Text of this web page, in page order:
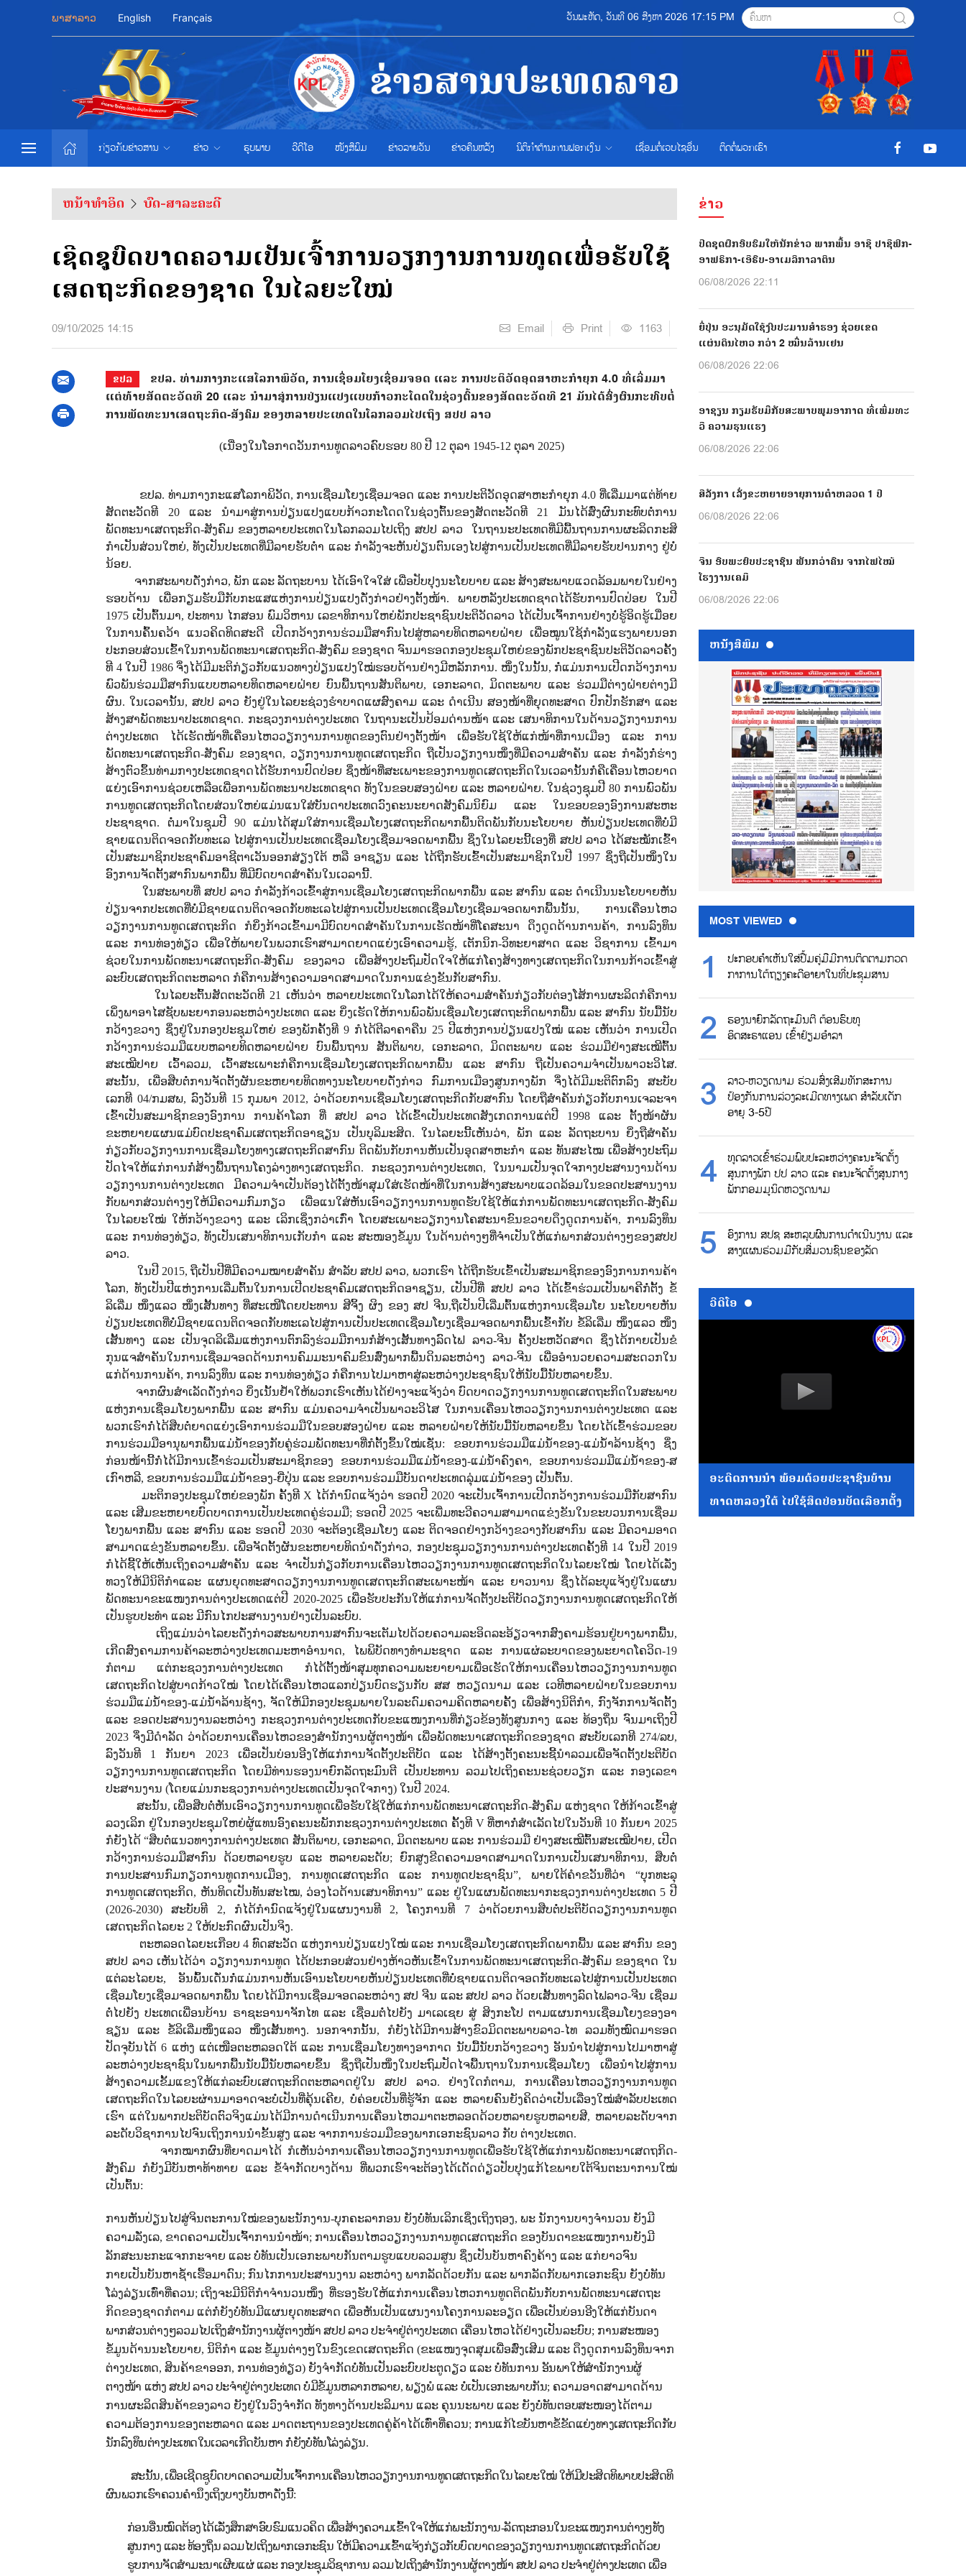
ພາສາລາວ English Français ວັນພະຫັດ, ວັນທີ 06 ສີງຫາ 2026 17:15 PM
ກ່ຽວກັບຂ່າວສານ ຂ່າວ ຮູບພາບ ວີດີໂອ ໜັງສືພິມ ຂ່າວ​ລາຍ​ວັນ ຂ່າວຄືນຫລັງ ນິຕິກຳຕ້ານການຟອກເງິນ ເຊື່ອມຕໍ່ເວບໄຊອ່ືນ ຕິດຕໍ່ພວກເຮົາ
ຫນ້າທຳອິດ ບົດ-ສາລະຄະດີ
ເຊີດຊູບົດບາດຄວາມເປັນເຈົ້າການວຽກງານການທູດເພື່ອຮັບໃຊ້
ເສດຖະກິດຂອງຊາດ ໃນໄລຍະໃໝ່
09/10/2025 14:15 Email Print 1163
ຂປລ
ຂປລ. ທ່າມກາງກະແສໂລກາພິວັດ, ການເຊື່ອມໂຍງເຊື່ອມຈອດ ແລະ ການປະຕິວັດອຸດສາຫະກໍາຍຸກ 4.0 ທີ່ເລີ່ມມາ
ແຕ່ທ້າຍສັດຕະວັດທີ 20 ແລະ ນໍາມາສູ່ການປ່ຽນແປງແບບກ້າວກະໂດດໃນຊ່ວງຕົ້ນຂອງສັດຕະວັດທີ 21 ມັນໄດ້ສົ່ງຜົນກະທົບຕໍ່
ການພັດທະນາເສດຖະກິດ-ສັງຄົມ ຂອງຫລາຍປະເທດໃນໂລກລວມໄປເຖິງ ສປປ ລາວ
(ເນ່ືອງໃນໂອກາດວັນການທູດລາວຄົບຮອບ 80 ປີ 12 ຕຸລາ 1945-12 ຕຸລາ 2025)
ຂປລ. ທ່າມກາງກະແສໂລກາພິວັດ, ການເຊື່ອມໂຍງເຊື່ອມຈອດ ແລະ ການປະຕິວັດອຸດສາຫະກໍາຍຸກ 4.0 ທີ່ເລີ່ມມາແຕ່ທ້າຍ
ສັດຕະວັດທີ 20 ແລະ ນໍາມາສູ່ການປ່ຽນແປງແບບກ້າວກະໂດດໃນຊ່ວງຕົ້ນຂອງສັດຕະວັດທີ 21 ມັນໄດ້ສົ່ງຜົນກະທົບຕໍ່ການ
ພັດທະນາເສດຖະກິດ-ສັງຄົມ ຂອງຫລາຍປະເທດໃນໂລກລວມໄປເຖິງ ສປປ ລາວ
ໃນຖານະປະເທດທີ່ມີພື້ນຖານການຜະລິດກະສິ
ກໍາເປັນສ່ວນໃຫຍ່, ທັງເປັນປະເທດທີ່ມີລາຍຮັບຕໍ່າ ແລະ ກໍາລັງຈະຫັນປ່ຽນຕົນເອງໄປສູ່ການເປັນປະເທດທີ່ມີລາຍຮັບປານກາງ ຢູ່ບໍ່
ນ້ອຍ.
ຈາກສະພາບດັ່ງກ່າວ, ພັກ ແລະ ລັດຖະບານ ໄດ້ເອົາໃຈໃສ່ ເພື່ອປັບປຸງນະໂຍບາຍ ແລະ ສ້າງສະພາບແວດລ້ອມພາຍໃນຢ່າງ
ຮອບດ້ານ ເພື່ອກຽມຮັບມືກັບກະແສແຫ່ງການປ່ຽນແປງດັ່ງກ່າວຢ່າງຕັ້ງໜ້າ. ພາຍຫລັງປະເທດຊາດໄດ້ຮັບການປົດປ່ອຍ ໃນປີ
1975 ເປັນຕົ້ນມາ, ປະທານ ໄກສອນ ພົມວິຫານ ເລຂາທິການໃຫຍ່ພັກປະຊາຊົນປະຕິວັດລາວ ໄດ້ເປັນເຈົ້າການຢ່າງບໍ່ຮູ້ອິດຮູ້ເມື່ອຍ
ໃນການຄົ້ນຄວ້າ ແນວຄິດທິດສະດີ ເປີດກວ້າງການຮ່ວມມືສາກົນໄປສູ່ຫລາຍທິດຫລາຍຝ່າຍ ເພື່ອໝູນໃຊ້ກໍາລັງແຮງພາຍນອກ
ປະກອບສ່ວນເຂົ້າໃນການພັດທະນາເສດຖະກິດ-ສັງຄົມ ຂອງຊາດ ຈົນມາຮອດກອງປະຊຸມໃຫຍ່ຂອງພັກປະຊາຊົນປະຕິວັດລາວຄັ້ງ
ທີ 4 ໃນປີ 1986 ຈຶ່ງໄດ້ມີມະຕິກ່ຽວກັບແນວທາງປ່ຽນແປງໃໝ່ຮອບດ້ານຢ່າງມີຫລັກການ. ໜຶ່ງໃນນັ້ນ, ກໍ່ແມ່ນການເປີດກວ້າງການ
ພົວພັນຮ່ວມມືສາກົນແບບຫລາຍທິດຫລາຍຝ່າຍ ບົນພື້ນຖານສັນຕິພາບ, ເອກະລາດ, ມິດຕະພາບ ແລະ ຮ່ວມມືຕ່າງຝ່າຍຕ່າງມີ
ຜົນ. ໃນເວລານັ້ນ, ສປປ ລາວ ຍັງຢູ່ໃນໄລຍະຊ່ວງຮໍາບາດແຜສົງຄາມ ແລະ ດໍາເນີນ ສອງໜ້າທີ່ຍຸດທະສາດ ປົກປັກຮັກສາ ແລະ
ສ້າງສາພັດທະນາປະເທດຊາດ. ກະຊວງການຕ່າງປະເທດ ໃນຖານະເປັນປ້ອມດ່ານໜ້າ ແລະ ເສນາທິການໃນດ້ານວຽກງານການ
ຕ່າງປະເທດ ໄດ້ເຮັດໜ້າທີ່ເຄື່ອນໄຫວວຽກງານການທູດຂອງຕົນຢ່າງຕັ້ງໜ້າ ເພື່ອຮັບໃຊ້ໃຫ້ແກ່ໜ້າທີ່ການເມືອງ ແລະ ການ
ພັດທະນາເສດຖະກິດ-ສັງຄົມ ຂອງຊາດ, ວຽກງານການທູດເສດຖະກິດ ຖືເປັນວຽກງານໜຶ່ງທີ່ມີຄວາມສໍາຄັນ ແລະ ກໍາລັງກໍ່ຮ່າງ
ສ້າງຕົວຂຶ້ນທ່າມກາງປະເທດຊາດໄດ້ຮັບການປົດປ່ອຍ ຊຶ່ງໜ້າທີ່ສະເພາະຂອງການທູດເສດຖະກິດໃນເວລານັ້ນກໍ່ຄືເຄື່ອນໄຫວຍາດ
ແຍ່ງເອົາການຊ່ວຍເຫລືອເພື່ອການພັດທະນາປະເທດຊາດ ທັງໃນຂອບສອງຝ່າຍ ແລະ ຫລາຍຝ່າຍ. ໃນຊ່ວງຊຸມປີ 80 ການພົວພັນ
ການທູດເສດຖະກິດໂດຍສ່ວນໃຫຍ່ແມ່ນແນໃສ່ບັນດາປະເທດວົງຄະນະຍາດສັງຄົມນິຍົມ ແລະ ໃນຂອບຂອງອົງການສະຫະ
ປະຊາຊາດ. ຕໍ່ມາໃນຊຸມປີ 90 ແມ່ນໄດ້ສຸມໃສ່ການເຊື່ອມໂຍງເສດຖະກິດພາກພື້ນຕິດພັນກັບນະໂຍບາຍ ຫັນປ່ຽນປະເທດທີ່ບໍ່ມີ
ຊາຍແດນຕິດຈອດກັບທະເລ ໄປສູ່ການເປັນປະເທດເຊື່ອມໂຍງເຊື່ອມຈອດພາກພື້ນ ຊຶ່ງໃນໄລຍະນີ້ເອງທີ່ ສປປ ລາວ ໄດ້ສະໝັກເຂົ້າ
ເປັນສະມາຊິກປະຊາຄົມອາຊີຕາເວັນອອກສ່ຽງໃຕ້ ຫລື ອາຊຽນ ແລະ ໄດ້ຖືກຮັບເຂົ້າເປັນສະມາຊິກໃນປີ 1997 ຊຶ່ງຖືເປັນໜຶ່ງໃນ
ອົງການຈັດຕັ້ງສາກົນພາກພື້ນ ທີ່ມີບົດບາດສໍາຄັນໃນເວລານີ້.
ໃນສະພາບທີ່ ສປປ ລາວ ກໍາລັງກ້າວເຂົ້າສູ່ການເຊື່ອມໂຍງເສດຖະກິດພາກພື້ນ ແລະ ສາກົນ ແລະ ດໍາເນີນນະໂຍບາຍຫັນ
ປ່ຽນຈາກປະເທດທີ່ບໍ່ມີຊາຍແດນຕິດຈອດກັບທະເລໄປສູ່ການເປັນປະເທດເຊື່ອມໂຍງເຊື່ອມຈອດພາກພື້ນນັ້ນ, ການເຄື່ອນໄຫວ
ວຽກງານການທູດເສດຖະກິດ ກໍຍິ່ງກ້າວເຂົ້າມາມີບົດບາດສໍາຄັນໃນການເຮັດໜ້າທີ່ໂຄສະນາ ດຶງດູດດ້ານການຄ້າ, ການລົງທຶນ
ແລະ ການທ່ອງທ່ຽວ ເພື່ອໃຫ້ພາຍໃນພວກເຮົາສາມາດຍາດແຍ່ງເອົາຄວາມຮູ້, ເຕັກນິກ-ວິທະຍາສາດ ແລະ ວິຊາການ ເຂົ້າມາ
ຊ່ວຍໃນການພັດທະນາເສດຖະກິດ-ສັງຄົມ ຂອງລາວ ເພື່ອສ້າງປະຖົມປັດໃຈໃຫ້ແກ່ໂຄງສ້າງທາງເສດຖະກິດໃນການກ້າວເຂົ້າສູ່
ລະບົບເສດຖະກິດຕະຫລາດ ກໍຄືການສ້າງຄວາມອາດສາມາດໃນການແຂ່ງຂັນກັບສາກົນ.
ໃນໄລຍະຕົ້ນສັດຕະວັດທີ 21 ເຫັນວ່າ ຫລາຍປະເທດໃນໂລກໄດ້ໃຫ້ຄວາມສໍາຄັນກ່ຽວກັບຕ່ອງໂສ້ການຜະລິດກໍຄືການ
ເພິ່ງພາອາໄສຊັບພະຍາກອນລະຫວ່າງປະເທດ ແລະ ຍິ່ງເຮັດໃຫ້ການພົວພັນເຊື່ອມໂຍງເສດຖະກິດພາກພື້ນ ແລະ ສາກົນ ນັບມື້ນັບ
ກວ້າງຂວາງ ຊຶ່ງຢູ່ໃນກອງປະຊຸມໃຫຍ່ ຂອງພັກຄັ້ງທີ 9 ກໍໄດ້ຕີລາຄາຄືນ 25 ປີແຫ່ງການປ່ຽນແປງໃໝ່ ແລະ ເຫັນວ່າ ການເປີດ
ກວ້າງການຮ່ວມມືແບບຫລາຍທິດຫລາຍຝ່າຍ ບົນພື້ນຖານ ສັນຕິພາບ, ເອກະລາດ, ມິດຕະພາບ ແລະ ຮ່ວມມືຢ່າງສະເໝີຕົ້ນ
ສະເໝີປາຍ ເວົ້າລວມ, ເວົ້າສະເພາະກໍຄືການເຊື່ອມໂຍງເສດຖະກິດພາກພື້ນ ແລະ ສາກົນ ຖືເປັນຄວາມຈໍາເປັນພາວະວິໄສ.
ສະນັ້ນ, ເພື່ອສືບຕໍ່ການຈັດຕັ້ງຜັນຂະຫຍາຍທິດທາງນະໂຍບາຍດັ່ງກ່າວ ກົມການເມືອງສູນກາງພັກ ຈຶ່ງໄດ້ມີມະຕິຕົກລົງ ສະບັບ
ເລກທີ 04/ກມສພ, ລົງວັນທີ 15 ກຸມພາ 2012, ວ່າດ້ວຍການເຊື່ອມໂຍງເສດຖະກິດກັບສາກົນ ໂດຍຖືສໍາຄັນກ່ຽວກັບການເຈລະຈາ
ເຂົ້າເປັນສະມາຊິກຂອງອົງການ ການຄ້າໂລກ ທີ່ ສປປ ລາວ ໄດ້ເຂົ້າເປັນປະເທດສັງເກດການແຕ່ປີ 1998 ແລະ ຕັ້ງໜ້າຜັນ
ຂະຫຍາຍແຜນແມ່ບົດປະຊາຄົມເສດຖະກິດອາຊຽນ ເປັນບຸລິມະສິດ. ໃນໄລຍະນີ້ເຫັນວ່າ, ພັກ ແລະ ລັດຖະບານ ຍິ່ງຖືສໍາຄັນ
ກ່ຽວກັບວຽກງານການເຊື່ອມໂຍງທາງເສດຖະກິດສາກົນ ຕິດພັນກັບການຫັນເປັນອຸດສາຫະກໍາ ແລະ ທັນສະໄໝ ເພື່ອສ້າງປະຖົມ
ປັດໄຈໃຫ້ແກ່ການກໍ່ສ້າງພື້ນຖານໂຄງລ່າງທາງເສດຖະກິດ. ກະຊວງການຕ່າງປະເທດ, ໃນນາມເປັນຈຸດໃຈກາງປະສານງານດ້ານ
ວຽກງານການຕ່າງປະເທດ ມີຄວາມຈໍາເປັນຕ້ອງໄດ້ຕັ້ງໜ້າສຸມໃສ່ເຮັດໜ້າທີ່ໃນການສ້າງສະພາບແວດລ້ອມໃນຂອດປະສານງານ
ກັບພາກສ່ວນຕ່າງໆໃຫ້ມີຄວາມກົມກຽວ ເພື່ອແນໃສ່ຫັນເອົາວຽກງານການທູດຮັບໃຊ້ໃຫ້ແກ່ການພັດທະນາເສດຖະກິດ-ສັງຄົມ
ໃນໄລຍະໃໝ່ ໃຫ້ກວ້າງຂວາງ ແລະ ເລິກເຊິ່ງກວ່າເກົ່າ ໂດຍສະເພາະວຽກງານໂຄສະນາຂົນຂວາຍດຶງດູດການຄ້າ, ການລົງທຶນ
ແລະ ການທ່ອງທ່ຽວ, ທັງເປັນເສນາທິການເກັບກໍາ ແລະ ສະໜອງຂໍ້ມູນ ໃນດ້ານຕ່າງໆທີ່ຈໍາເປັນໃຫ້ແກ່ພາກສ່ວນຕ່າງໆຂອງສປປ
ລາວ.
ໃນປີ 2015, ຖືເປັນປີທີ່ມີຄວາມໝາຍສໍາຄັນ ສໍາລັບ ສປປ ລາວ, ພວກເຮົາ ໄດ້ຖືກຮັບເຂົ້າເປັນສະມາຊິກຂອງອົງການການຄ້າ
ໂລກ, ທັງເປັນປີແຫ່ງການເລີ່ມຕົ້ນໃນການເປີດປະຊາຄົມເສດຖະກິດອາຊຽນ, ເປັນປີທີ່ ສປປ ລາວ ໄດ້ເຂົ້າຮ່ວມເປັນພາຄີກໍ່ຕັ້ງ ຂໍ້
ລິເລີ່ມ ໜຶ່ງແລວ ໜຶ່ງເສັ້ນທາງ ທີ່ສະເໜີໂດຍປະທານ ສີຈິ້ງ ຜິງ ຂອງ ສປ ຈີນ,ຖືເປັນປີເລີ່ມຕົ້ນແຫ່ງການເຊື່ອມໂຍ ນະໂຍບາຍຫັນ
ປ່ຽນປະເທດທີ່ບໍ່ມີຊາຍແດນຕິດຈອດກັບທະເລໄປສູ່ການເປັນປະເທດເຊື່ອມໂຍງເຊື່ອມຈອດພາກພື້ນເຂົ້າກັບ ຂໍ້ລິເລີ່ມ ໜຶ່ງແລວ ໜຶ່ງ
ເສັ້ນທາງ ແລະ ເປັນຈຸດລິເລີ່ມແຫ່ງການຕົກລົງຮ່ວມມືການກໍ່ສ້າງເສັ້ນທາງລົດໄຟ ລາວ-ຈີນ ຄັ້ງປະຫວັດສາດ ຊຶ່ງໄດ້ກາຍເປັນຂໍ
ກຸນແຈສໍາຄັນໃນການເຊື່ອມຈອດດ້ານການຄົມມະນາຄົມຂົນສົ່ງພາກພື້ນດິນລະຫວ່າງ ລາວ-ຈີນ ເພື່ອອໍານວຍຄວາມສະດວກໃນ
ແກ່ດ້ານການຄ້າ, ການລົງທຶນ ແລະ ການທ່ອງທ່ຽວ ກໍຄືການໄປມາຫາສູ່ລະຫວ່າງປະຊາຊົນໃຫ້ນັບມື້ນັບຫລາຍຂຶ້ນ.
ຈາກຜົນສໍາເລັດດັ່ງກ່າວ ຍິ່ງເນັ້ນຢໍ້າໃຫ້ພວກເຮົາເຫັນໄດ້ຢ່າງຈະແຈ້ງວ່າ ບົດບາດວຽກງານການທູດເສດຖະກິດໃນສະພາບ
ແຫ່ງການເຊື່ອມໂຍງພາກພື້ນ ແລະ ສາກົນ ແມ່ນຄວາມຈໍາເປັນພາວະວິໄສ ໃນການເຄື່ອນໄຫວວຽກງານການຕ່າງປະເທດ ແລະ
ພວກເຮົາກໍ່ໄດ້ສືບຕໍ່ຍາດແຍ່ງເອົາການຮ່ວມມືໃນຂອບສອງຝ່າຍ ແລະ ຫລາຍຝ່າຍໃຫ້ນັບມື້ນັບຫລາຍຂຶ້ນ ໂດຍໄດ້ເຂົ້າຮ່ວມຂອບ
ການຮ່ວມມືອານຸພາກພື້ນແມ່ນໍ້າຂອງກັບຄູ່ຮ່ວມພັດທະນາທີ່ກໍຕັ້ງຂຶ້ນໃໝ່ເຊັ່ນ: ຂອບການຮ່ວມມືແມ່ນໍ້າຂອງ-ແມ່ນໍ້າລ້ານຊ້າງ ຊຶ່ງ
ກ່ອນໜ້ານີ້ກໍ່ໄດ້ມີການເຂົ້າຮ່ວມເປັນສະມາຊິກຂອງ ຂອບການຮ່ວມມືແມ່ນໍ້າຂອງ-ແມ່ນໍ້າຄົງຄາ, ຂອບການຮ່ວມມືແມ່ນໍ້າຂອງ-ສ
ເກົາຫລີ, ຂອບການຮ່ວມມືແມ່ນໍ້າຂອງ-ຍີ່ປຸ່ນ ແລະ ຂອບການຮ່ວມມືບັນດາປະເທດລຸ່ມແມ່ນໍ້າຂອງ ເປັນຕົ້ນ.
ມະຕິກອງປະຊຸມໃຫຍ່ຂອງພັກ ຄັ້ງທີ X ໄດ້ກໍານົດແຈ້ງວ່າ ຮອດປີ 2020 ຈະເປັນເຈົ້າການເປີດກວ້າງການຮ່ວມມືກັບສາກົນ
ແລະ ເສີມຂະຫຍາຍບົດບາດການເປັນປະເທດຄູ່ຮ່ວມມື; ຮອດປີ 2025 ຈະເພີ່ມທະວີຄວາມສາມາດແຂ່ງຂັນໃນຂະບວນການເຊື່ອມ
ໂຍງພາກພື້ນ ແລະ ສາກົນ ແລະ ຮອດປີ 2030 ຈະຕ້ອງເຊື່ອມໂຍງ ແລະ ຕິດຈອດຢ່າງກວ້າງຂວາງກັບສາກົນ ແລະ ມີຄວາມອາດ
ສາມາດແຂ່ງຂັນຫລາຍຂຶ້ນ. ເພື່ອຈັດຕັ້ງຜັນຂະຫຍາຍທິດນໍາດັ່ງກ່າວ, ກອງປະຊຸມວຽກງານການຕ່າງປະເທດຄັ້ງທີ 14 ໃນປີ 2019
ກໍໄດ້ຊີ້ໃຫ້ເຫັນເຖິງຄວາມສໍາຄັນ ແລະ ຈໍາເປັນກ່ຽວກັບການເຄື່ອນໄຫວວຽກງານການທູດເສດຖະກິດໃນໄລຍະໃໝ່ ໂດຍໄດ້ເລັ່ງ
ທວງໃຫ້ມີນິຕິກໍາແລະ ແຜນຍຸດທະສາດວຽກງານການທູດເສດຖະກິດສະເພາະໜ້າ ແລະ ຍາວນານ ຊຶ່ງໄດ້ລະບຸແຈ້ງຢູ່ໃນແຜນ
ພັດທະນາຂະແໜງການຕ່າງປະເທດແຕ່ປີ 2020-2025 ເພື່ອຮັບປະກັນໃຫ້ແກ່ການຈັດຕັ້ງປະຕິບັດວຽກງານການທູດເສດຖະກິດໃຫ້
ເປັນຮູບປະທໍາ ແລະ ມີກົນໄກປະສານງານຢ່າງເປັນລະບົບ.
ເຖິງແມ່ນວ່າໄລຍະດັ່ງກ່າວສະພາບການສາກົນຈະເຕັມໄປດ້ວຍຄວາມລະອິດລະອ້ຽວຈາກສົງຄາມຮ້ອນຢູ່ບາງພາກພື້ນ,
ເກີດສົງຄາມການຄ້າລະຫວ່າງປະເທດມະຫາອໍານາດ, ໄພພິບັດທາງທໍາມະຊາດ ແລະ ການແຜ່ລະບາດຂອງພະຍາດໂຄວິດ-19
ກໍຕາມ ແຕ່ກະຊວງການຕ່າງປະເທດ ກໍໄດ້ຕັ້ງໜ້າສຸມທຸກຄວາມພະຍາຍາມເພື່ອເຮັດໃຫ້ການເຄື່ອນໄຫວວຽກງານການທູດ
ເສດຖະກິດໄປສູ່ບາດກ້າວໃໝ່ ໂດຍໄດ້ເຄື່ອນໄຫວແລກປ່ຽນບົດຮຽນກັບ ສສ ຫວຽດນາມ ແລະ ເວທີຫລາຍຝ່າຍໃນຂອບການ
ຮ່ວມມືແມ່ນໍ້າຂອງ-ແມ່ນໍ້າລ້ານຊ້າງ, ຈັດໃຫ້ມີກອງປະຊຸມພາຍໃນລະດົມຄວາມຄິດຫລາຍຄັ້ງ ເພື່ອສ້າງນິຕິກໍາ, ກົງຈັກການຈັດຕັ້ງ
ແລະ ຂອດປະສານງານລະຫວ່າງ ກະຊວງການຕ່າງປະເທດກັບຂະແໜງການທີ່ກ່ຽວຂ້ອງທັງສູນກາງ ແລະ ທ້ອງຖິ່ນ ຈົນມາເຖິງປີ
2023 ຈຶ່ງມີດໍາລັດ ວ່າດ້ວຍການເຄື່ອນໄຫວຂອງສໍານັກງານຜູ້ຕາງໜ້າ ເພື່ອພັດທະນາເສດຖະກິດຂອງຊາດ ສະບັບເລກທີ 274/ລບ,
ລົງວັນທີ 1 ກັນຍາ 2023 ເພື່ອເປັນບ່ອນອີງໃຫ້ແກ່ການຈັດຕັ້ງປະຕິບັດ ແລະ ໄດ້ສ້າງຕັ້ງຄະນະຊີ້ນໍາລວມເພື່ອຈັດຕັ້ງປະຕິບັດ
ວຽກງານການທູດເສດຖະກິດ ໂດຍມີທ່ານຮອງນາຍົກລັດຖະມົນຕີ ເປັນປະທານ ລວມໄປເຖິງຄະນະຊ່ວຍວຽກ ແລະ ກອງເລຂາ
ປະສານງານ (ໂດຍແມ່ນກະຊວງການຕ່າງປະເທດເປັນຈຸດໃຈກາງ) ໃນປີ 2024.
ສະນັ້ນ, ເພື່ອສືບຕໍ່ຫັນເອົາວຽກງານການທູດເພື່ອຮັບໃຊ້ໃຫ້ແກ່ການພັດທະນາເສດຖະກິດ-ສັງຄົມ ແຫ່ງຊາດ ໃຫ້ກ້າວເຂົ້າສູ່
ລວງເລິກ ຢູ່ໃນກອງປະຊຸມໃຫຍ່ຜູ້ແທນອົງຄະນະພັກກະຊວງການຕ່າງປະເທດ ຄັ້ງທີ Vທີ່ຫາກໍ່ສໍາເລັດໄປໃນວັນທີ 10 ກັນຍາ 2025
ກໍຍັງໄດ້“ສືບຕໍ່ແນວທາງການຕ່າງປະເທດ ສັນຕິພາບ, ເອກະລາດ, ມິດຕະພາບ ແລະ ການຮ່ວມມື ຢ່າງສະເໝີຕົ້ນສະເໝີປາຍ, ເປີດ
ກວ້າງການຮ່ວມມືສາກົນ ດ້ວຍຫລາຍຮູບ ແລະ ຫລາຍລະດັບ; ຍົກສູງຂີດຄວາມອາດສາມາດໃນການເປັນເສນາທິການ, ສືບຕໍ່
ການປະສານກົມກຽວການທູດການເມືອງ, ການທູດເສດຖະກິດ ແລະ ການທູດປະຊາຊົນ”, ພາຍໃຕ້ຄໍາຂວັນທີ່ວ່າ “ບຸກທະລຸ
ການທູດເສດຖະກິດ, ຫັນທິດເປັນທັນສະໄໝ, ວ່ອງໄວດ້ານເສນາທິການ” ແລະ ຢູ່ໃນແຜນພັດທະນາກະຊວງການຕ່າງປະເທດ 5 ປີ
(2026-2030) ສະບັບທີ 2, ກໍໄດ້ກໍານົດແຈ້ງຢູ່ໃນແຜນງານທີ 2, ໂຄງການທີ 7 ວ່າດ້ວຍການສືບຕໍ່ປະຕິບັດວຽກງານການທູດ
ເສດຖະກິດໄລຍະ 2 ໃຫ້ປະກົດຜົນເປັນຈິງ.
ຕະຫລອດໄລຍະເກືອບ 4 ທົດສະວັດ ແຫ່ງການປ່ຽນແປງໃໝ່ ແລະ ການເຊື່ອມໂຍງເສດຖະກິດພາກພື້ນ ແລະ ສາກົນ ຂອງ
ສປປ ລາວ ເຫັນໄດ້ວ່າ ວຽກງານການທູດ ໄດ້ປະກອບສ່ວນຢ່າງຫ້າວຫັນເຂົ້າໃນການພັດທະນາເສດຖະກິດ-ສັງຄົມ ຂອງຊາດ ໃນ
ແຕ່ລະໄລຍະ, ອັນພົ້ນເດັ່ນກໍ່ແມ່ນການຫັນເອົານະໂຍບາຍຫັນປ່ຽນປະເທດທີ່ບໍ່ຊາຍແດນຕິດຈອດກັບທະເລໄປສູ່ການເປັນປະເທດ
ເຊື່ອມໂຍງເຊື່ອມຈອດພາກພື້ນ ໂດຍໄດ້ມີການເຊື່ອມຈອດລະຫວ່າງ ສປ ຈີນ ແລະ ສປປ ລາວ ດ້ວຍເສັ້ນທາງລົດໄຟລາວ-ຈີນ ເຊື່ອມ
ຕໍ່ໄປຍັງ ປະເທດເພື່ອນບ້ານ ຣາຊະອານາຈັກໄທ ແລະ ເຊື່ອມຕໍ່ໄປຍັງ ມາເລເຊຍ ສູ່ ສິງກະໂປ ຕາມແຜນການເຊື່ອມໂຍງຂອງອາ
ຊຽນ ແລະ ຂໍ້ລິເລີ່ມໜຶ່ງແລວ ໜຶ່ງເສັ້ນທາງ. ນອກຈາກນັ້ນ, ກໍຍັງໄດ້ມີການສ້າງຂົວມິດຕະພາບລາວ-ໄທ ລວມທັງໝົດມາຮອດ
ປັດຈຸບັນໄດ້ 6 ແຫ່ງ ແຕ່ເໜືອຕະຫລອດໃຕ້ ແລະ ການເຊື່ອມໂຍງທາງອາກາດ ນັບມື້ນັບກວ້າງຂວາງ ອັນນໍາໄປສູ່ການໄປມາຫາສູ່
ລະຫວ່າງປະຊາຊົນໃນພາກພື້ນນັບມື້ນັບຫລາຍຂຶ້ນ ຊຶ່ງຖືເປັນໜຶ່ງໃນປະຖົມປັດໄຈພື້ນຖານໃນການເຊື່ອມໂຍງ ເພື່ອນໍາໄປສູ່ການ
ສ້າງຄວາມເຂັ້ມແຂງໃຫ້ແກ່ລະບົບເສດຖະກິດຕະຫລາດຢູ່ໃນ ສປປ ລາວ. ຢ່າງໃດກໍຕາມ, ການເຄື່ອນໄຫວວຽກງານການທູດ
ເສດຖະກິດໃນໄລຍະຜ່ານມາອາດຈະບໍ່ເປັນທີ່ຄຸ້ນເຄີຍ, ບໍ່ຄ່ອຍເປັນທີ່ຮູ້ຈັກ ແລະ ຫລາຍຄົນຍັງຄິດວ່າເປັນເລື່ອງໃໝ່ສໍາລັບປະເທດ
ເຮົາ ແຕ່ໃນພາກປະຕິບັດຕົວຈິງແມ່ນໄດ້ມີການດໍາເນີນການເຄື່ອນໄຫວມາຕະຫລອດດ້ວຍຫລາຍຮູບຫລາຍສີ, ຫລາຍລະດັບຈາກ
ລະດັບວິຊາການໄປຈົນເຖິງການນໍາຂັ້ນສູງ ແລະ ຈາກການຮ່ວມມືຂອງພາກເອກະຊົນລາວ ກັບ ຕ່າງປະເທດ.
ຈາກໝາກຜົນທີ່ຍາດມາໄດ້ ກໍເຫັນວ່າການເຄື່ອນໄຫວວຽກງານການທູດເພື່ອຮັບໃຊ້ໃຫ້ແກ່ການພັດທະນາເສດຖກິດ-
ສັງຄົມ ກໍຍັງມີບັນຫາທ້າທາຍ ແລະ ຂໍ້ຈໍາກັດບາງດ້ານ ທີ່ພວກເຮົາຈະຕ້ອງໄດ້ເດັດດ່ຽວປັບປຸງແກ້ໄຂພາຍໃຕ້ຈິນຕະນາການໃໝ່
ເປັນຕົ້ນ:
ການຫັນປ່ຽນໄປສູ່ຈິນຕະການໃໝ່ຂອງພະນັກງານ-ບຸກຄະລາກອນ ຍັງບໍ່ທັນເລິກເຊິ່ງເຖິງຖອງ, ພະ ນັກງານບາງຈໍານວນ ຍັງມີ
ຄວາມລັ່ງເລ, ຂາດຄວາມເປັນເຈົ້າການນໍາໜ້າ; ການເຄື່ອນໄຫວວຽກງານການທູດເສດຖະກິດ ຂອງບັນດາຂະແໜງການຍັງມີ
ລັກສະນະກະແຈກກະຈາຍ ແລະ ບໍ່ທັນເປັນເອກະພາບກັນຕາມຮູບແບບລວມສູນ ຊຶ່ງເປັນບັນຫາຄົງຄ້າງ ແລະ ແກ່ຍາວຈົນ
ກາຍເປັນບັນຫາຊໍ້າເຮື້ອມາດົນ; ກົນໄກການປະສານງານ ລະຫວ່າງ ພາກລັດດ້ວຍກັນ ແລະ ພາກລັດກັບພາກເອກະຊົນ ຍັງບໍ່ທັນ
ໂລ່ງລ່ຽນເທົ່າທີ່ຄວນ; ເຖິງຈະມີນິຕິກໍາຈໍານວນໜຶ່ງ ທີ່ຮອງຮັບໃຫ້ແກ່ການເຄື່ອນໄຫວການທູດຕິດພັນກັບການພັດທະນາເສດຖະ
ກິດຂອງຊາດກໍຕາມ ແຕ່ກໍ່ຍັງບໍ່ທັນມີແຜນຍຸດທະສາດ ເພື່ອຫັນເປັນແຜນງານໂຄງການລະອຽດ ເພື່ອເປັນບ່ອນອີງໃຫ້ແກ່ບັນດາ
ພາກສ່ວນຕ່າງໆລວມໄປເຖິງສໍານັກງານຜູ້ຕາງໜ້າ ສປປ ລາວ ປະຈໍາຢູ່ຕ່າງປະເທດ ເຄື່ອນໄຫວໄດ້ຢ່າງເປັນລະບົບ; ການສະໜອງ
ຂໍ້ມູນດ້ານນະໂຍບາຍ, ນິຕິກໍາ ແລະ ຂໍ້ມູນຕ່າງໆໃນຂົງເຂດເສດຖະກິດ (ຂະແໜງຈຸດສຸມເພື່ອສົ່ງເສີມ ແລະ ດຶງດູດການລົງທຶນຈາກ
ຕ່າງປະເທດ, ສິນຄ້າຂາອອກ, ການທ່ອງທ່ຽວ) ຍັງຈໍາກັດບໍ່ທັນເປັນລະບົບປະຕູດຽວ ແລະ ບໍ່ທັນການ ອັນພາໃຫ້ສໍານັກງານຜູ້
ຕາງໜ້າ ແຫ່ງ ສປປ ລາວ ປະຈໍາຢູ່ຕ່າງປະເທດ ບໍ່ມີຂໍ້ມູນຫລາກຫລາຍ, ພຽງພໍ ແລະ ບໍ່ເປັນເອກະພາບກັນ; ຄວາມອາດສາມາດດ້ານ
ການຜະລິດສິນຄ້າຂອງລາວ ຍັງຢູ່ໃນວົງຈຳກັດ ທັງທາງດ້ານປະລິມານ ແລະ ຄຸນນະພາບ ແລະ ຍັງບໍ່ທັນຕອບສະໜອງໄດ້ຕາມ
ຄວາມຕ້ອງການຂອງຕະຫລາດ ແລະ ມາດຕະຖານຂອງປະເທດຄູ່ຄ້າໄດ້ເທົ່າທີ່ຄວນ; ການແກ້ໄຂບັນຫາຂໍ້ຂັດແຍ່ງທາງເສດຖະກິດກັບ
ນັກລົງທຶນຕ່າງປະເທດໃນເວລາເກີດບັນຫາ ກໍ່ຍັງບໍ່ທັນໂລ່ງລ່ຽນ.
ສະນັ້ນ, ເພື່ອເຊີດຊູບົດບາດຄວາມເປັນເຈົ້າການເຄື່ອນໄຫວວຽກງານການທູດເສດຖະກິດໃນໄລຍະໃໝ່ ໃຫ້ມີປະສິດທິພາບປະສິດທິ
ຜົນພວກເຮົາຄວນຄໍານຶງເຖິງບາງບັນຫາດັ່ງນີ້:
ກ່ອນອື່ນໝົດຕ້ອງໄດ້ເລັ່ງສຶກສາອົບຮົມແນວຄິດ ເພື່ອສ້າງຄວາມເຂົ້າໃຈໃຫ້ແກ່ພະນັກງານ-ລັດຖະກອນໃນຂະແໜງການຕ່າງໆທັງ
ສູນກາງ ແລະ ທ້ອງຖິ່ນ ລວມໄປເຖິງພາກເອກະຊົນ ໃຫ້ມີຄວາມເຂົ້າແຈ້ງກ່ຽວກັບບົດບາດຂອງວຽກງານການທູດເສດຖະກິດດ້ວຍ
ຮູບການຈັດສໍາມະນາເຜີຍແຜ່ ແລະ ກອງປະຊຸມວິຊາການ ລວມໄປເຖິງສໍານັກງານຜູ້ຕາງໜ້າ ສປປ ລາວ ປະຈໍາຢູ່ຕ່າງປະເທດ ເພື່ອ
ຂ່າວ
ປີດຊຸດຝຶກອົບຮົມໃຫ້ນັກຂ່າວ ພາກພື້ນ ອາຊີ ປາຊີຟິກ-
ອາຟຣິກາ-ເອີຣົບ-ອາເມລິກາລາຕິນ
06/08/2026 22:11
ຍີ່ປຸ່ນ ອະນຸມັດໃຊ້ງົບປະມານສຳຮອງ ຊ່ວຍເຂດ
ແຜ່ນດິນໄຫວ ກວ່າ 2 ໝື່ນລ້ານເຢນ
06/08/2026 22:06
ອາຊຽນ ກຽມຮັບມືກັບສະພາບພູມອາກາດ ທີ່ເພີ່ມທະ
ວີ ຄວາມຮຸນແຮງ
06/08/2026 22:06
ສີລັງກາ ເລັ່ງຂະຫຍາຍອາຍຸການຕຳຫລວດ 1 ປີ
06/08/2026 22:06
ຈີນ ອົບພະຍົບປະຊາຊົນ ພັນກວ່າຄົນ ຈາກໄຟໄໝ້
ໂຮງງານເຄມີ
06/08/2026 22:06
ຫນ້ັງສືພິມ
MOST VIEWED
ປະກອບຄຳເຫັນໃສ່ປື້ມຄູ່ມືມີການຕິດຕາມກວດ
ກາການໂຕ້ຖຽງຄະດີອາຍາໃນທີ່ປະຊຸມສານ
ຮອງນາຍົກລັດຖະມົນຕີ ຕ້ອນຮົບທູ
ອິດສະຣາແອນ ເຂົ້າຢ້ຽມອຳລາ
ລາວ-ຫວຽດນາມ ຮ່ວມສົ່ງເສີມທັກສະການ
ປ້ອງກັນການລ່ວງລະເມີດທາງເພດ ສຳລັບເດັກ
ອາຍຸ 3-5ປີ
ທູດລາວເຂົ້າຮ່ວມພົບປະລະຫວ່າງຄະນະຈັດຕັ້ງ
ສູນກາງພັກ ປປ ລາວ ແລະ ຄະນະຈັດຕັ້ງສູນກາງ
ພັກກອມມູນິດຫວຽດນາມ
ອົງການ ສປຊ ສະຫລຸບຜົນການດຳເນີນງານ ແລະ
ສາງແຜນຮ່ວມມືກັບສື່ມວນຊົນຂອງລັດ
ວີດີໂອ
ອະດີດການນໍາ ພ້ອມດ້ວຍປະຊາຊົນບ້ານ
ທາດຫລວງໃຕ້ ໄປໃຊ້ສິດປ່ອນບັດເລືອກຕັ້ງ